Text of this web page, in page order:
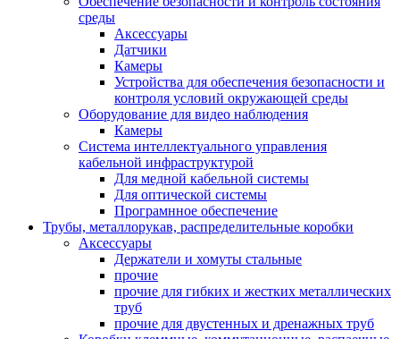
среды
Аксессуары
Датчики
Камеры
Устройства для обеспечения безопасности и
контроля условий окружающей среды
Оборудование для видео наблюдения
Камеры
Система интеллектуального управления
кабельной инфраструктурой
Для медной кабельной системы
Для оптической системы
Програмнное обеспечение
Трубы, металлорукав, распределительные коробки
Аксессуары
Держатели и хомуты стальные
прочие
прочие для гибких и жестких металлических
труб
прочие для двустенных и дренажных труб